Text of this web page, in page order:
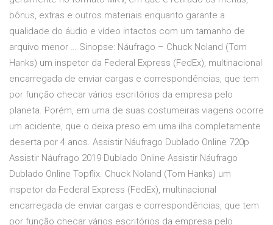
bônus, extras e outros materiais enquanto garante a
qualidade do áudio e vídeo intactos com um tamanho de
arquivo menor … Sinopse: Náufrago – Chuck Noland (Tom
Hanks) um inspetor da Federal Express (FedEx), multinacional
encarregada de enviar cargas e correspondências, que tem
por função checar vários escritórios da empresa pelo
planeta. Porém, em uma de suas costumeiras viagens ocorre
um acidente, que o deixa preso em uma ilha completamente
deserta por 4 anos. Assistir Náufrago Dublado Online 720p
Assistir Náufrago 2019 Dublado Online Assistir Náufrago
Dublado Online Topflix. Chuck Noland (Tom Hanks) um
inspetor da Federal Express (FedEx), multinacional
encarregada de enviar cargas e correspondências, que tem
por função checar vários escritórios da empresa pelo